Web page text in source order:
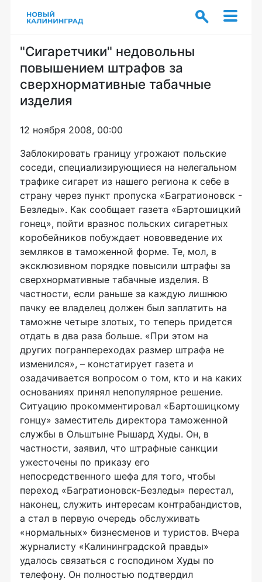
"Сигаретчики" недовольны
повышением штрафов за
сверхнормативные табачные
изделия
12 ноября 2008, 00:00
Заблокировать границу угрожают польские
соседи, специализирующиеся на нелегальном
трафике сигарет из нашего региона к себе в
страну через пункт пропуска «Багратионовск -
Безледы». Как сообщает газета «Бартошицкий
гонец», пойти вразнос польских сигаретных
коробейников побуждает нововведение их
земляков в таможенной форме. Те, мол, в
эксклюзивном порядке повысили штрафы за
сверхнормативные табачные изделия. В
частности, если раньше за каждую лишнюю
пачку ее владелец должен был заплатить на
таможне четыре злотых, то теперь придется
отдать в два раза больше. «При этом на
других погранпереходах размер штрафа не
изменился», – констатирует газета и
озадачивается вопросом о том, кто и на каких
основаниях принял непопулярное решение.
Ситуацию прокомментировал «Бартошицкому
гонцу» заместитель директора таможенной
службы в Ольштыне Рышард Худы. Он, в
частности, заявил, что штрафные санкции
ужесточены по приказу его
непосредственного шефа для того, чтобы
переход «Багратионовск-Безледы» перестал,
наконец, служить интересам контрабандистов,
а стал в первую очередь обслуживать
«нормальных» бизнесменов и туристов. Вчера
журналисту «Калининградской правды»
удалось связаться с господином Худы по
телефону. Он полностью подтвердил